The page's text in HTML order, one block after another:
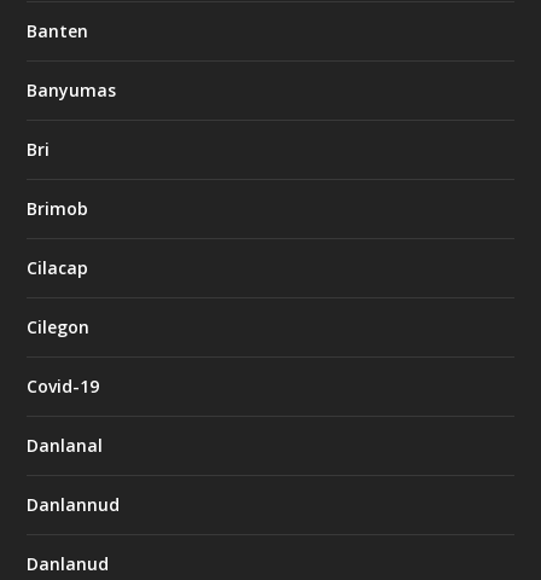
Banten
Banyumas
Bri
Brimob
Cilacap
Cilegon
Covid-19
Danlanal
Danlannud
Danlanud